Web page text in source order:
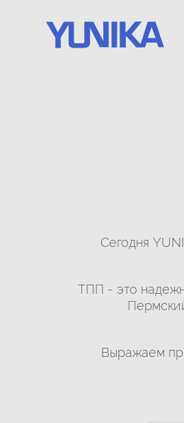
Сегодня
ТПП - это
Выражаем